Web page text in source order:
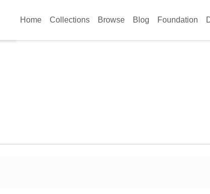
Home Collections Browse Blog Foundation